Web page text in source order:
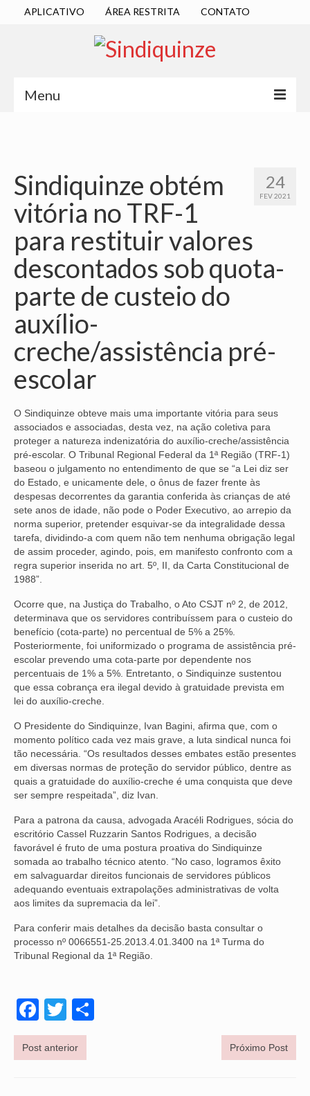
APLICATIVO ÁREA RESTRITA CONTATO
Menu
DIRETORIA EXECUTIVA
ESTATUTO
ATAS
LOCALIZAÇÃO
QUEM SOMOS
NOSSA HISTÓRIA
SUBSEDES
ARAÇATUBA
BAURU
PRESIDENTE PRUDENTE
RIBEIRÃO PRETO
SÃO JOSÉ DOS CAMPOS
SÃO JOSÉ DO RIO PRETO
SOROCABA
NOTÍCIAS
BOLETIM
VÍDEOS
CONVÊNIOS
SINDICALIZE-SE
JURÍDICO
NÚCLEOS
APOSENTADOS
AGENTES DE POLÍCIA JUDICIAL
ANALISTAS JUDICIÁRIOS
ACESSIBILIDADE E INCLUSÃO
LGBTQIA+
MULHERES
OFICIAIS DE JUSTIÇA
SOLIDARIEDADE
24
FEV 2021
Sindiquinze obtém
vitória no TRF-1
para restituir valores
descontados sob quota-
parte de custeio do
auxílio-
creche/assistência pré-
escolar
O Sindiquinze obteve mais uma importante vitória para seus
associados e associadas, desta vez, na ação coletiva para
proteger a natureza indenizatória do auxílio-creche/assistência
pré-escolar. O Tribunal Regional Federal da 1ª Região (TRF-1)
baseou o julgamento no entendimento de que se “a Lei diz ser
do Estado, e unicamente dele, o ônus de fazer frente às
despesas decorrentes da garantia conferida às crianças de até
sete anos de idade, não pode o Poder Executivo, ao arrepio da
norma superior, pretender esquivar-se da integralidade dessa
tarefa, dividindo-a com quem não tem nenhuma obrigação legal
de assim proceder, agindo, pois, em manifesto confronto com a
regra superior inserida no art. 5º, II, da Carta Constitucional de
1988”.
Ocorre que, na Justiça do Trabalho, o Ato CSJT nº 2, de 2012,
determinava que os servidores contribuíssem para o custeio do
benefício (cota-parte) no percentual de 5% a 25%.
Posteriormente, foi uniformizado o programa de assistência pré-
escolar prevendo uma cota-parte por dependente nos
percentuais de 1% a 5%. Entretanto, o Sindiquinze sustentou
que essa cobrança era ilegal devido à gratuidade prevista em
lei do auxílio-creche.
O Presidente do Sindiquinze, Ivan Bagini, afirma que, com o
momento político cada vez mais grave, a luta sindical nunca foi
tão necessária. “Os resultados desses embates estão presentes
em diversas normas de proteção do servidor público, dentre as
quais a gratuidade do auxílio-creche é uma conquista que deve
ser sempre respeitada”, diz Ivan.
Para a patrona da causa, advogada Aracéli Rodrigues, sócia do
escritório Cassel Ruzzarin Santos Rodrigues, a decisão
favorável é fruto de uma postura proativa do Sindiquinze
somada ao trabalho técnico atento. “No caso, logramos êxito
em salvaguardar direitos funcionais de servidores públicos
adequando eventuais extrapolações administrativas de volta
aos limites da supremacia da lei”.
Para conferir mais detalhes da decisão basta consultar o
processo nº 0066551-25.2013.4.01.3400 na 1ª Turma do
Tribunal Regional da 1ª Região.
Facebook
Twitter
Post anterior Próximo Post